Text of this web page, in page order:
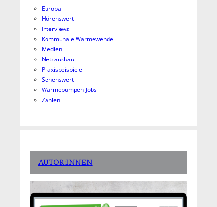
Europa
Hörenswert
Interviews
Kommunale Wärmewende
Medien
Netzausbau
Praxisbeispiele
Sehenswert
Wärmepumpen-Jobs
Zahlen
AUTOR:INNEN